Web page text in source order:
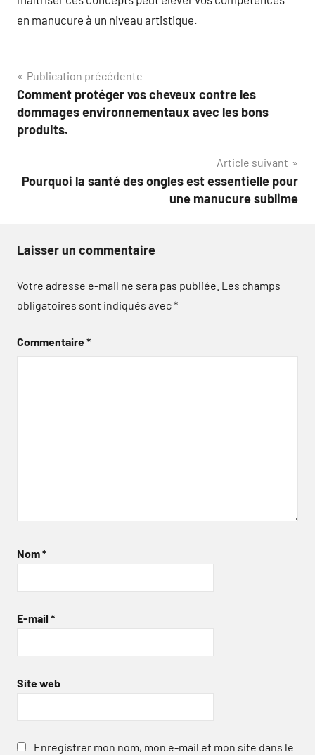
en manucure à un niveau artistique.
Navigation
de
l’article
Publication précédente
Comment protéger vos cheveux contre les
dommages environnementaux avec les bons
produits.
Article suivant
Pourquoi la santé des ongles est essentielle pour
une manucure sublime
Laisser un commentaire
Votre adresse e-mail ne sera pas publiée. Les champs
obligatoires sont indiqués avec*
Commentaire*
Nom*
E-mail *
Site web
Enregistrer mon nom, mon e-mail et mon site dans le